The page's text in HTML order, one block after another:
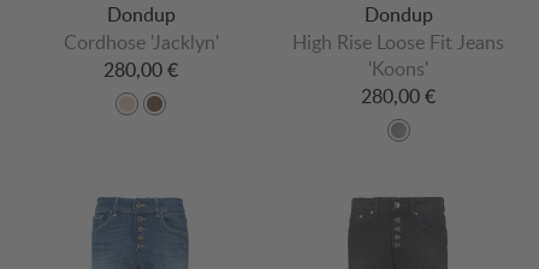
Dondup
Cordhose 'Jacklyn'
280,00 €
Dondup
High Rise Loose Fit Jeans
'Koons'
280,00 €